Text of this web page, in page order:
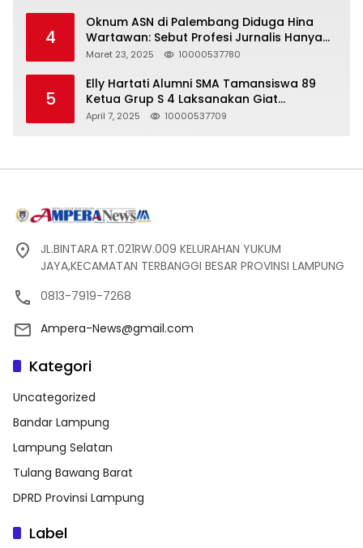
4
Oknum ASN di Palembang Diduga Hina
Wartawan: Sebut Profesi Jurnalis Hanya
Seharga 2 Liter Bensin, Berujung Dugaan
Maret 23, 2025 10000537780
5
Elly Hartati Alumni SMA Tamansiswa 89
Ketua Grup S 4 Laksanakan Giat
Silaturahmi
April 7, 2025 10000537709
JL.BINTARA RT.021RW.009 KELURAHAN YUKUM
JAYA,KECAMATAN TERBANGGI BESAR PROVINSI LAMPUNG
0813-7919-7268
Ampera-News@gmail.com
Kategori
Uncategorized
Bandar Lampung
Lampung Selatan
Tulang Bawang Barat
DPRD Provinsi Lampung
Label